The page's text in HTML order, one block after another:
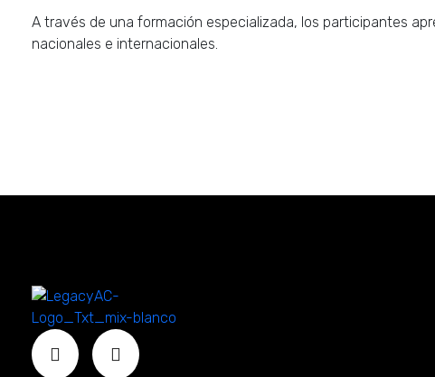
A través de una formación especializada, los participantes
nacionales e internacionales.
Legacy Academy
Capacitaciones